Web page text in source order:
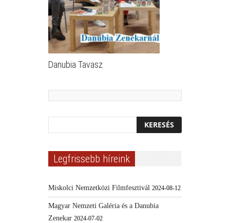
Danubia Tavasz
Legfrissebb híreink
Miskolci Nemzetközi Filmfesztivál 2024-08-12
Magyar Nemzeti Galéria és a Danubia
Zenekar 2024-07-02